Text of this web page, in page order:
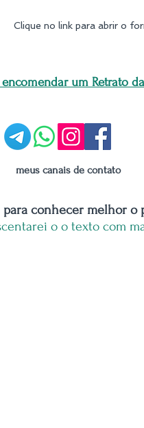
Clique no link para abrir o
um Retrato
meus canais de contato
conhecer melhor o
o o texto com